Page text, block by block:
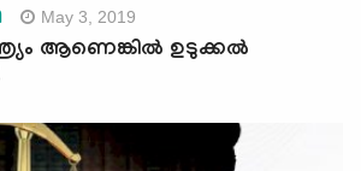
May 3, 2019
ആണെങ്കില്‍ ഉടുക്കല്‍